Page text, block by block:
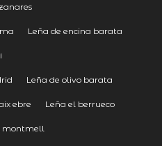
Leña de encina barata
Leña de olivo barata
ebre Leña el berrueco
montmell